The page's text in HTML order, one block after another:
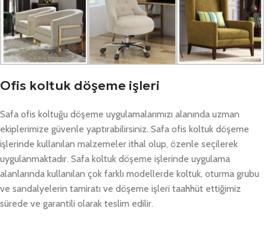
Ofis koltuk döşeme işleri
Safa ofis koltuğu döşeme uygulamalarımızı alanında uzman
ekiplerimize güvenle yaptırabilirsiniz. Safa ofis koltuk döşeme
işlerinde kullanılan malzemeler ithal olup, özenle seçilerek
uygulanmaktadır. Safa koltuk döşeme işlerinde uygulama
alanlarında kullanılan çok farklı modellerde koltuk, oturma grubu
ve sandalyelerin tamiratı ve döşeme işleri taahhüt ettiğimiz
sürede ve garantili olarak teslim edilir.